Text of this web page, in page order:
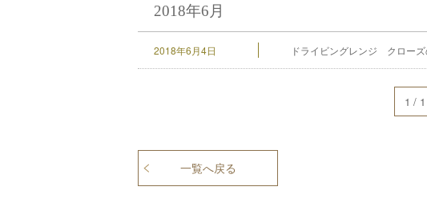
2018年6月
2018年6月4日 ドライビングレンジ クロー
1 / 1
一覧へ戻る